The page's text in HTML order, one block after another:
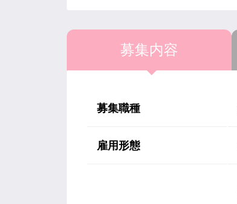
募集内容
募集職種
雇用形態